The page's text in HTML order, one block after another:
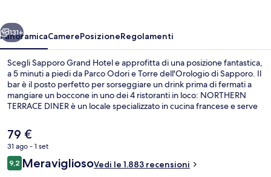
4 ristoranti; aperti a colazione, a
Avanti
131+
PanoramicaCamerePosizioneRegolamenti
Scegli Sapporo Grand Hotel e approfitta di una posizione fantastica,
a 5 minuti a piedi da Parco Odori e Torre dell'Orologio di Sapporo. Il
bar è il posto perfetto per sorseggiare un drink prima di fermati a
mangiare un boccone in uno dei 4 ristoranti in loco: NORTHERN
TERRACE DINER è un locale specializzato in cucina francese e serve
minuti a piedi da luoghi di interesse come Via Commerciale di
Tanukikoji e Torre della TV di Sapporo. I viaggiatori apprezzano la
posizione per le attrazioni nei dintorni e per la vicinanza ai mezzi
pubblici: Fermata del tram di Nishiyonchome si trova a 6 min e
Fermata del tram di Tanuki Koji a 9 min.
Il
prezzo
attuale
è
79 €
31 ago - 1 set
Recensioni
9,29,2 su 10
MeravigliosoVedi le 1.883 recensioni